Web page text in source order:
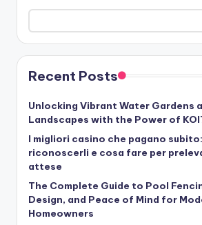
Recent Posts
Unlocking Vibrant Water Gardens
Landscapes with the Power of
I migliori casino che pagano
riconoscerli e cosa fare per
attese
The Complete Guide to Pool
Design, and Peace of Mind for
Homeowners